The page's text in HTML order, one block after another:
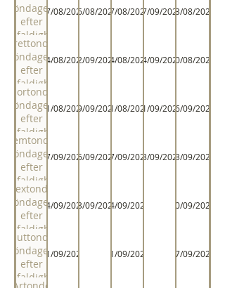
söndagen
efter
trefaldighet
17/08/202426/08/202317/08/202407/09/202523/08/2026
Trettonde
söndagen
efter
trefaldighet
24/08/202402/09/202324/08/202414/09/202530/08/2026
Fjortonde
söndagen
efter
trefaldighet
31/08/202409/09/202331/08/202421/09/202506/09/2026
Femtonde
söndagen
efter
trefaldighet
07/09/202416/09/202307/09/202428/09/202513/09/2026
Sextonde
söndagen
efter
trefaldighet
14/09/202423/09/202314/09/2024 20/09/2026
Sjuttonde
söndagen
efter
trefaldighet
21/09/2024 21/09/2024 27/09/2026